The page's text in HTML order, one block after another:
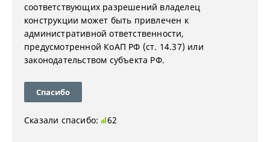
соответствующих разрешений владелец
конструкции может быть привлечен к
административной ответственности,
предусмотренной КоАП РФ (ст. 14.37) или
законодательством субъекта РФ.
Спасибо
Сказали спасибо: 62